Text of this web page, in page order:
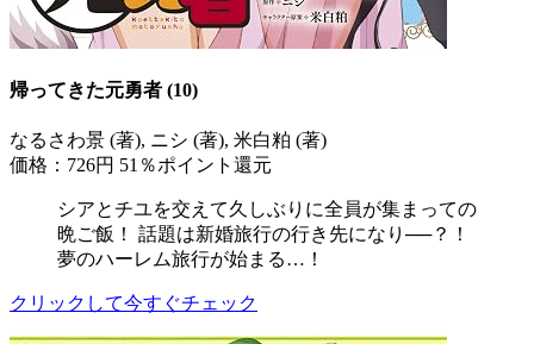
帰ってきた元勇者 (10)
なるさわ景 (著), ニシ (著), 米白粕 (著)
価格：726円 51％ポイント還元
シアとチユを交えて久しぶりに全員が集まっての
晩ご飯！ 話題は新婚旅行の行き先になり──？！
夢のハーレム旅行が始まる…！
クリックして今すぐチェック